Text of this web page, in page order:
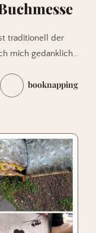
traditionell der
mich gedanklich…
booknapping